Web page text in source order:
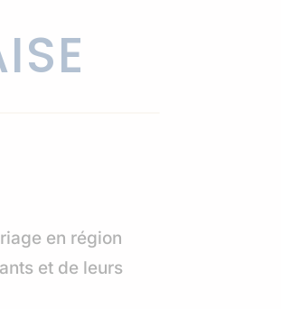
en région
et de leurs